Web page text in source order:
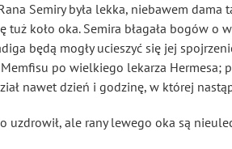
Semiry była lekka, niebawem dama
koło oka. Semira błagała bogów o
będą mogły ucieszyć się jej
po wielkiego lekarza Hermesa;
nawet dzień i godzinę, w której
uzdrowił, ale rany lewego oka są